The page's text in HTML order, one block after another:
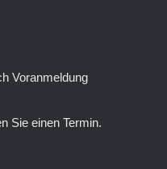
Voranmeldung
Sie einen Termin.